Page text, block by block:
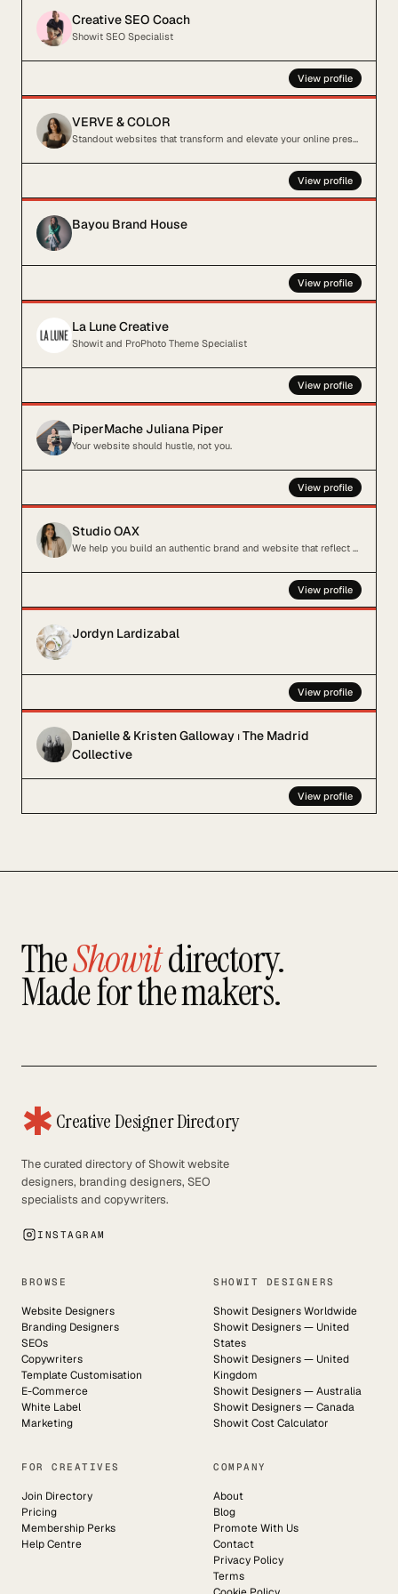
Creative SEO Coach
Showit SEO Specialist
View profile
VERVE & COLOR
Standout websites that transform and elevate your online presence
View profile
Bayou Brand House
View profile
La Lune Creative
Showit and ProPhoto Theme Specialist
View profile
PiperMache Juliana Piper
Your website should hustle, not you.
View profile
Studio OAX
We help you build an authentic brand and website that reflect your business
View profile
Jordyn Lardizabal
View profile
Danielle & Kristen Galloway ⏐ The Madrid
Collective
View profile
TheShowitdirectory.
Made for the makers.
✱ Creative Designer Directory
The curated directory of Showit website
designers, branding designers, SEO
specialists and copywriters.
INSTAGRAM
BROWSE
Website Designers
Branding Designers
SEOs
Copywriters
Template Customisation
E-Commerce
White Label
Marketing
SHOWIT DESIGNERS
Showit Designers Worldwide
Showit Designers — United
States
Showit Designers — United
Kingdom
Showit Designers — Australia
Showit Designers — Canada
Showit Cost Calculator
FOR CREATIVES
Join Directory
Pricing
Membership Perks
Help Centre
COMPANY
About
Blog
Promote With Us
Contact
Privacy Policy
Terms